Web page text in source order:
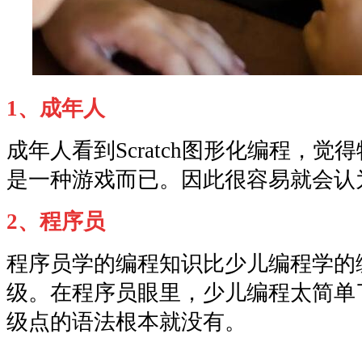
1、成年人
成年人看到Scratch图形化编程，觉
是一种游戏而已。因此很容易就会
2、程序员
程序员学的编程知识比少儿编程学
级。在程序员眼里，少儿编程太简
级点的语法根本就没有。